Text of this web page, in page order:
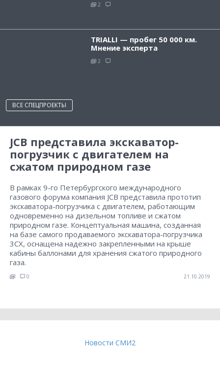
2
TRIALLI — пробег 50 000 км.
Мнение эксперта
2
ВСЕ СПЕЦПРОЕКТЫ
JCB представила экскаватор-
погрузчик с двигателем на
сжатом природном газе
В рамках 9-го Петербургского международного
газового форума компания JCB представила прототип
экскаватора-погрузчика с двигателем, работающим
одновременно на дизельном топливе и сжатом
природном газе. Концептуальная машина, созданная
на базе самого продаваемого экскаватора-погрузчика
3CX, оснащена надежно закрепленными на крыше
кабины баллонами для хранения сжатого природного
газа.
0 21.10.2019
Новости СМИ2